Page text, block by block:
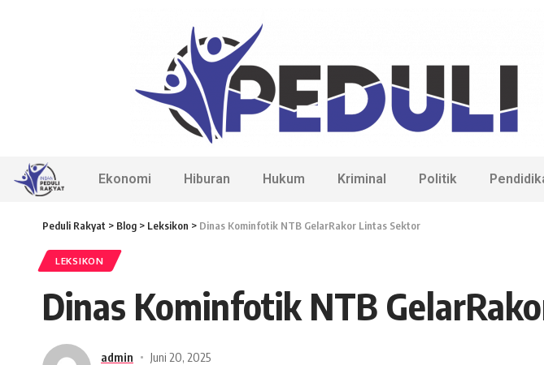
Ekonomi Hiburan Hukum Kriminal Politik
Peduli Rakyat > Blog > Leksikon > Dinas Kominfotik NTB GelarRakor Lintas Sektor
LEKSIKON
Dinas Kominfotik NTB
admin
Juni 20, 2025